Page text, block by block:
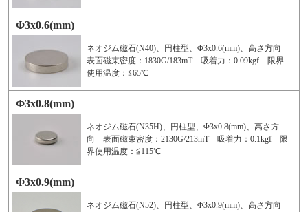
Φ3x0.6(mm)
ネオジム磁石(N40)、円柱型、Φ3x0.6(mm)、高さ方向
表面磁束密度：1830G/183mT 吸着力：0.09kgf 限界
使用温度：≦65℃
Φ3x0.8(mm)
ネオジム磁石(N35H)、円柱型、Φ3x0.8(mm)、高さ方
向 表面磁束密度：2130G/213mT 吸着力：0.1kgf 限
界使用温度：≦115℃
Φ3x0.9(mm)
ネオジム磁石(N52)、円柱型、Φ3x0.9(mm)、高さ方向